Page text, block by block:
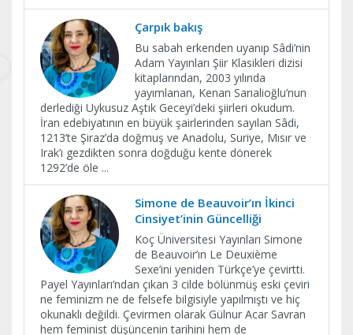
Çarpık bakış
Bu sabah erkenden uyanıp Sâdi’nin
Adam Yayınları Şiir Klasikleri dizisi
kitaplarından, 2003 yılında
yayımlanan, Kenan Sarıalioğlu’nun
derlediği Uykusuz Aştık Geceyi’deki şiirleri okudum.
İran edebiyatının en büyük şairlerinden sayılan Sâdi,
1213’te Şiraz’da doğmuş ve Anadolu, Suriye, Mısır ve
Irak’ı gezdikten sonra doğduğu kente dönerek
1292’de öle ...
Simone de Beauvoir’ın İkinci
Cinsiyet’inin Güncelliği
Koç Üniversitesi Yayınları Simone
de Beauvoir’ın Le Deuxième
Sexe’ini yeniden Türkçe’ye çevirtti.
Payel Yayınları’ndan çıkan 3 cilde bölünmüş eski çeviri
ne feminizm ne de felsefe bilgisiyle yapılmıştı ve hiç
okunaklı değildi. Çevirmen olarak Gülnur Acar Savran
hem feminist düşüncenin tarihini hem de